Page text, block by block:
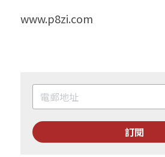
www.p8zi.com
訂閱